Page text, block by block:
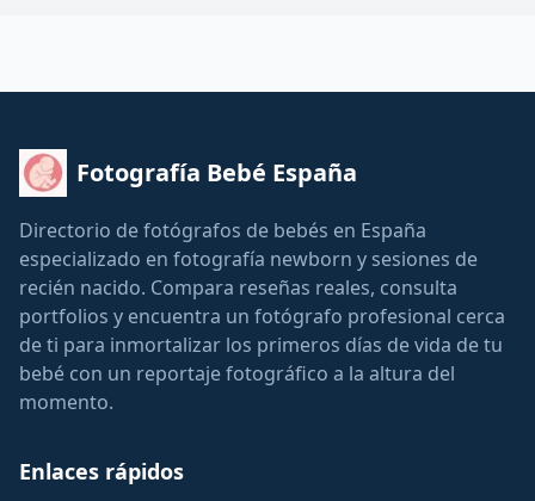
Fotografía Bebé España
Directorio de fotógrafos de bebés en España
especializado en fotografía newborn y sesiones de
recién nacido. Compara reseñas reales, consulta
portfolios y encuentra un fotógrafo profesional cerca
de ti para inmortalizar los primeros días de vida de tu
bebé con un reportaje fotográfico a la altura del
momento.
Enlaces rápidos